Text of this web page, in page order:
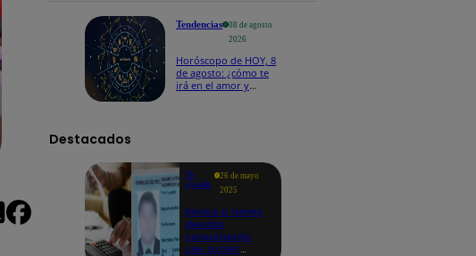
Tendencias
08 de agosto
2026
Horóscopo de HOY, 8
de agosto: ¿cómo te
irá en el amor y
Destacados
Te
ayudo
26 de mayo
2025
Revisa si tienes
deudas
consultando
con tu DNI: